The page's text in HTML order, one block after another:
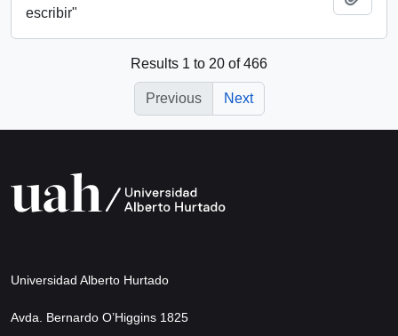
escribir"
Results 1 to 20 of 466
Previous Next
Universidad Alberto Hurtado
Avda. Bernardo O’Higgins 1825